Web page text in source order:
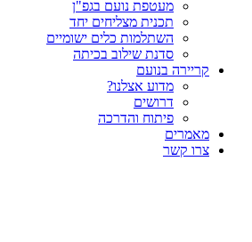
מעטפת נועם בגפ"ן
תכנית מצליחים יחד
השתלמות כלים ישומיים
סדנת שילוב בכיתה
קריירה בנועם
מדוע אצלנו?
דרושים
פיתוח והדרכה
מאמרים
צרו קשר